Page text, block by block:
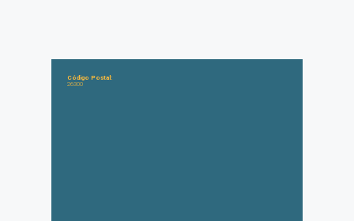
Código Postal:
26300